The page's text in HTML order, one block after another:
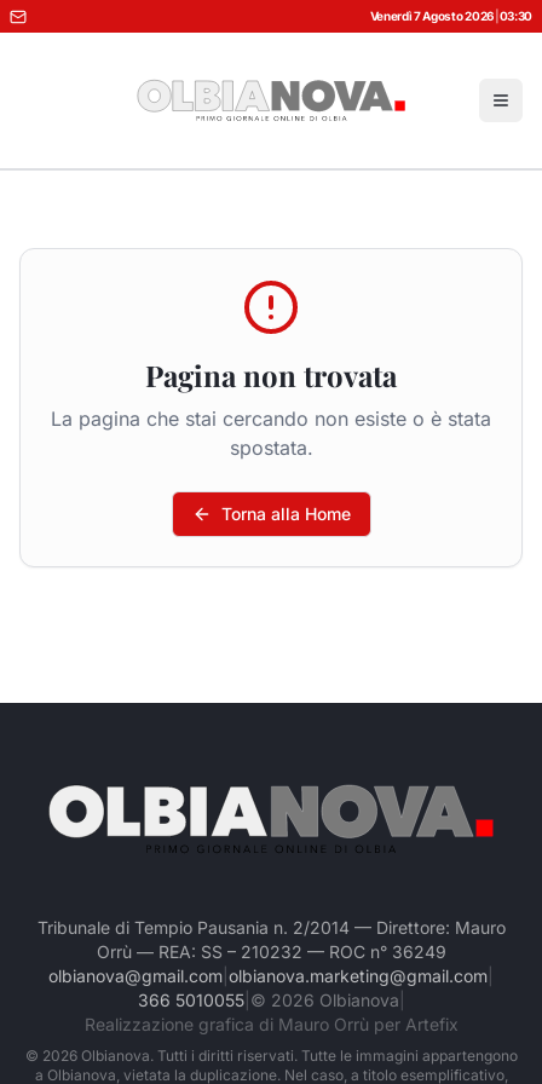
Venerdì 7 Agosto 2026 03:30
Pagina non trovata
La pagina che stai cercando non esiste o è stata
spostata.
Torna alla Home
Tribunale di Tempio Pausania n. 2/2014 — Direttore: Mauro
Orrù — REA: SS – 210232 — ROC n° 36249
olbianova@gmail.com olbianova.marketing@gmail.com
366 5010055| © 2026 Olbianova
Realizzazione grafica di Mauro Orrù per Artefix
© 2026Olbianova. Tutti i diritti riservati. Tutte le immagini appartengono
a Olbianova, vietata la duplicazione. Nel caso, a titolo esemplificativo,